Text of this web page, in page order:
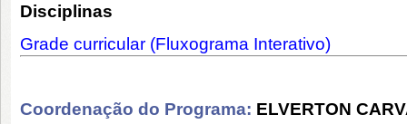
Disciplinas
Grade curricular (Fluxograma Interativo)
Coordenação do Programa: ELVERTON